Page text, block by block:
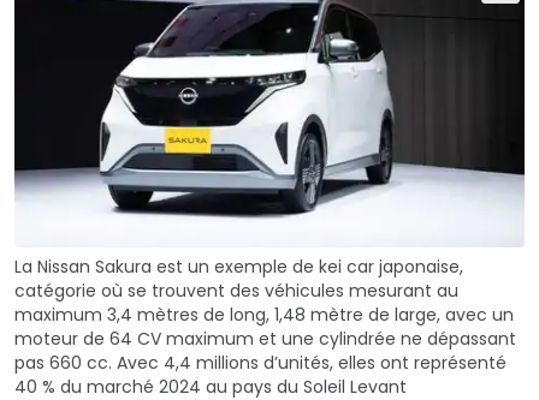
La Nissan Sakura est un exemple de kei car japonaise,
catégorie où se trouvent des véhicules mesurant au
maximum 3,4 mètres de long, 1,48 mètre de large, avec un
moteur de 64 CV maximum et une cylindrée ne dépassant
pas 660 cc. Avec 4,4 millions d’unités, elles ont représenté
40 % du marché 2024 au pays du Soleil Levant